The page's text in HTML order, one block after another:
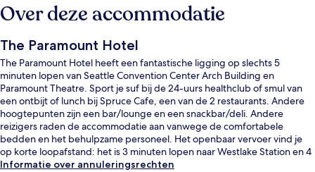
Over deze accommodatie
The Paramount Hotel
The Paramount Hotel heeft een fantastische ligging op slechts 5
minuten lopen van Seattle Convention Center Arch Building en
Paramount Theatre. Sport je suf bij de 24-uurs healthclub of smul van
een ontbijt of lunch bij Spruce Cafe, een van de 2 restaurants. Andere
hoogtepunten zijn een bar/lounge en een snackbar/deli. Andere
reizigers raden de accommodatie aan vanwege de comfortabele
bedden en het behulpzame personeel. Het openbaar vervoer vind je
op korte loopafstand: het is 3 minuten lopen naar Westlake Station en 4
minuten naar Westlake Ave Hub Station.
Informatie over annuleringsrechten